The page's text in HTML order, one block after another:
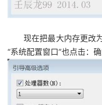
现在把最大内存更改为
“系统配置窗口”也点击：